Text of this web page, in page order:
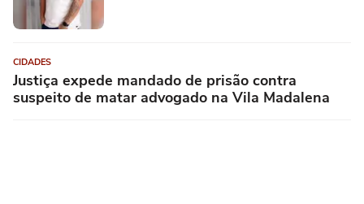
CIDADES
Justiça expede mandado de prisão contra
suspeito de matar advogado na Vila Madalena